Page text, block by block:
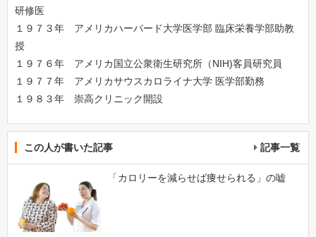
研修医
１９７３年 アメリカハーバード大学医学部 臨床栄養学部助教
授
１９７６年 アメリカ国立公衆衛生研究所（NIH)客員研究員
１９７７年 アメリカサウスカロライナ大学 医学部勤務
１９８３年 崇高クリニック開設
この人が書いた記事 記事一覧
「カロリーを減らせば痩せられる」の嘘